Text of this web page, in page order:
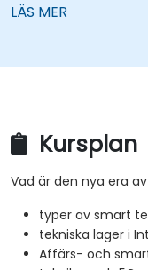
för
LÄS MER
Kursplan
Vad är den nya era
typer av smart
tekniska lager i
Affärs- och